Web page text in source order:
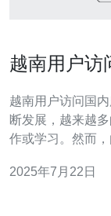
越南用户访
越南用户访问国内服务
断发展，越来越
作或学习。然而
是使用VPN服务
2025年7月22日